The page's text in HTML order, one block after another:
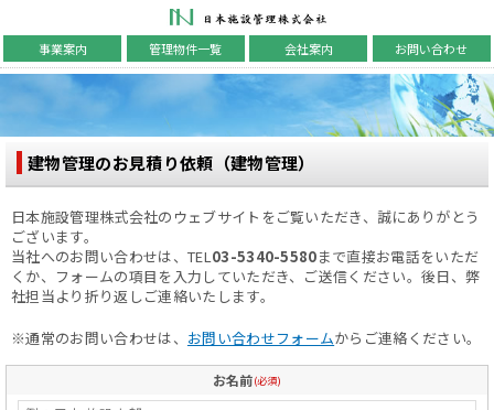
事業案内 管理物件一覧 会社案内 お問い合わせ
建物管理のお見積り依頼（建物管理）
日本施設管理株式会社のウェブサイトをご覧いただき、誠にありがとう
ございます。
当社へのお問い合わせは、TEL 03-5340-5580まで直接お電話をいただ
くか、フォームの項目を入力していただき、ご送信ください。後日、弊
社担当より折り返しご連絡いたします。
※通常のお問い合わせは、 お問い合わせフォームからご連絡ください。
お名前(必須)